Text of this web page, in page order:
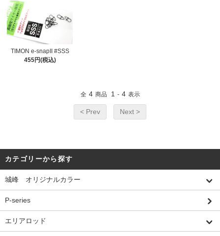
TIMON e-snapII #SSS
455円(税込)
全 4 商品 1 - 4 表示
< Prev Next >
カテゴリーから探す
城峰 オリジナルカラー
P-series
エリアロッド